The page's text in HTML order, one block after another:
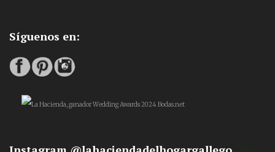
Síguenos en: